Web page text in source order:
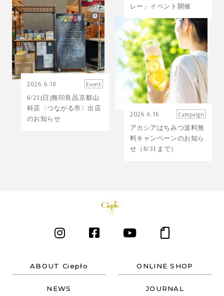
レー」イベント開催
2026.6.18
Event
6/21(日)無印良品京都山
科店〈つながる市〉出店
のお知らせ
2026.6.16
Campaign
アカシアはちみつ送料無
料キャンペーンのお知ら
せ（8/31まで）
ABOUT Ciepło ONLINE SHOP
NEWS JOURNAL